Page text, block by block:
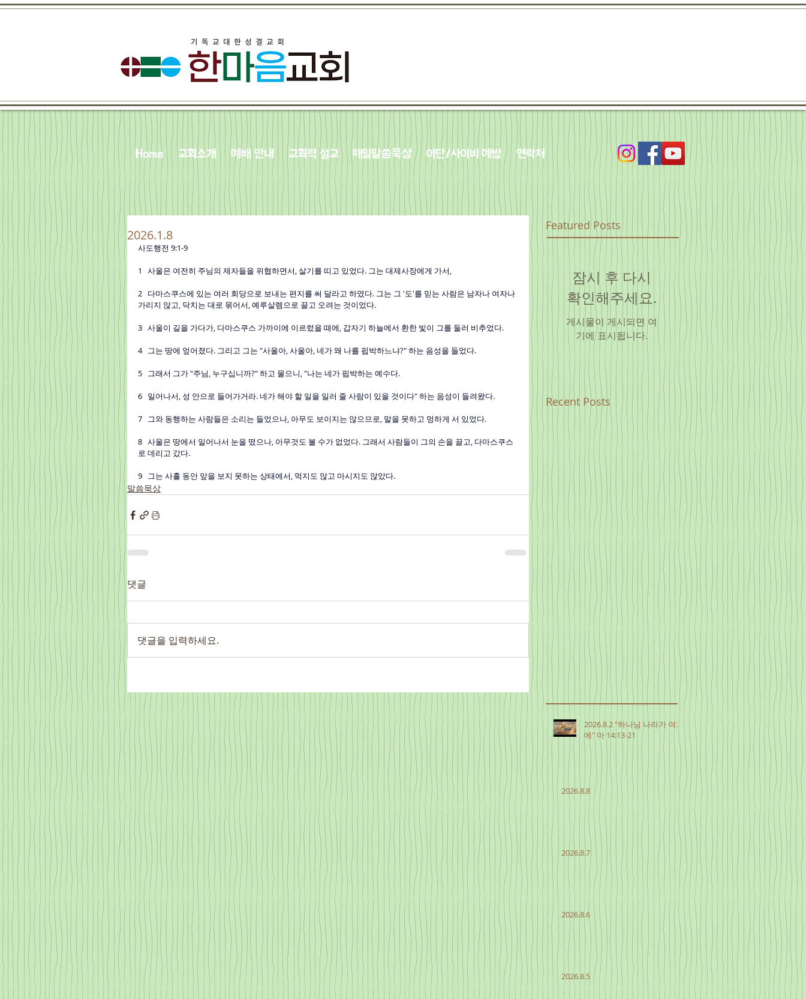
Home 교회소개 예배 안내 교회력 설교 매일말씀묵상 이단/사이비 예방 연락처
2026.1.8
사도행전 9:1-9
1   사울은 여전히 주님의 제자들을 위협하면서, 살기를 띠고 있었다. 그는 대제사장에게 가서,
2   다마스쿠스에 있는 여러 회당으로 보내는 편지를 써 달라고 하였다. 그는 그 '도'를 믿는 사람은 남자나 여자나
가리지 않고, 닥치는 대로 묶어서, 예루살렘으로 끌고 오려는 것이었다.
3   사울이 길을 가다가, 다마스쿠스 가까이에 이르렀을 때에, 갑자기 하늘에서 환한 빛이 그를 둘러 비추었다.
4   그는 땅에 엎어졌다. 그리고 그는 "사울아, 사울아, 네가 왜 나를 핍박하느냐?" 하는 음성을 들었다.
5   그래서 그가 "주님, 누구십니까?" 하고 물으니, "나는 네가 핍박하는 예수다.
6   일어나서, 성 안으로 들어가거라. 네가 해야 할 일을 일러 줄 사람이 있을 것이다" 하는 음성이 들려왔다.
7   그와 동행하는 사람들은 소리는 들었으나, 아무도 보이지는 않으므로, 말을 못하고 멍하게 서 있었다.
8   사울은 땅에서 일어나서 눈을 떴으나, 아무것도 볼 수가 없었다. 그래서 사람들이 그의 손을 끌고, 다마스쿠스
로 데리고 갔다.
9   그는 사흘 동안 앞을 보지 못하는 상태에서, 먹지도 않고 마시지도 않았다.
말씀묵상
댓글
댓글을 입력하세요.
Featured Posts
잠시 후 다시
확인해주세요.
게시물이 게시되면 여
기에 표시됩니다.
Recent Posts
2026.8.2 "하나님 나라가 여기
에" 마 14:13-21
2026.8.8
2026.8.7
2026.8.6
2026.8.5